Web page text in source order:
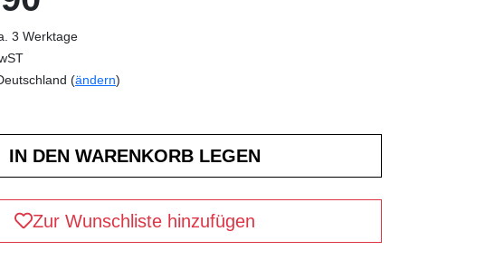
3 Werktage
(ändern)
Zur Wunschliste hinzufügen